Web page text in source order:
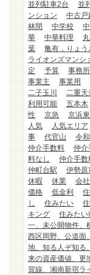
並列駐車2台
並
ンション
中古戸
林間
中学校
華
中華料理
葉
亀有，りょう
ライオンズマンシ
定
予算 事務所
事業主
事業用
二子玉川
二重天
利用可能
五本木
性
京急 京浜
人気
人気エリア
事
代官山 令和
仲介手数料
仲介
料なし
仲介手数
仲町台駅
伊勢原
休暇
休業 会社
価格
低金利
し
住みたい
キング
住みたい
一、未公開物件、
西区岡野、公道面
地、知る人ぞ知る
来の資産価値、更
賀線、湘南新宿ラ